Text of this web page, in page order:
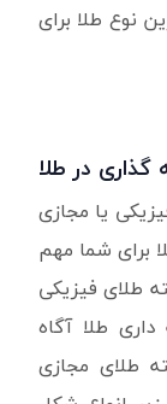
نوع طلا برای
در طلا
یا مجازی
برای شما مهم
طلای فیزیکی
طلا آگاه
طلای مجازی